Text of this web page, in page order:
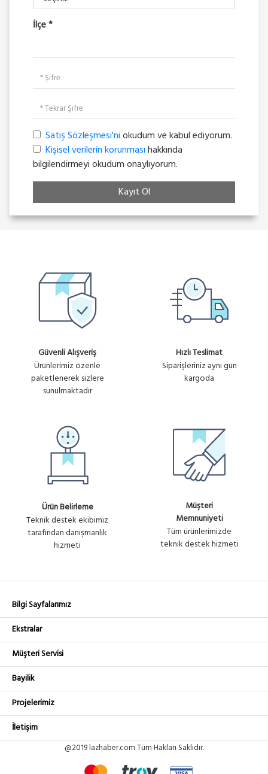
İlçe *
Satiş Sözleşmesi'niokudum ve kabul ediyorum.
Kişisel verilerin korunmasıhakkında
bilgilendirmeyi okudum onaylıyorum.
Kayıt Ol
Güvenli Alışveriş
Ürünlerimiz özenle
paketlenerek sizlere
sunulmaktadır
Hızlı Teslimat
Siparişleriniz aynı gün
kargoda
Ürün Belirleme
Teknik destek ekibimiz
tarafından danışmanlık
hizmeti
Müşteri
Memnuniyeti
Tüm ürünlerimizde
teknik destek hizmeti
Bilgi Sayfalarımız
Ekstralar
Müşteri Servisi
Bayilik
Projelerimiz
İletişim
@2019 lazhaber.com Tüm Hakları Saklıdır.